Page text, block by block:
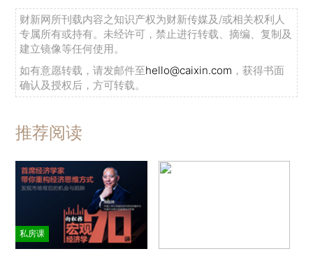
财新网所刊载内容之知识产权为财新传媒及/或相关权利人
专属所有或持有。未经许可，禁止进行转载、摘编、复制及
建立镜像等任何使用。
如有意愿转载，请发邮件至hello@caixin.com ，获得书面
确认及授权后，方可转载。
推荐阅读
私房课